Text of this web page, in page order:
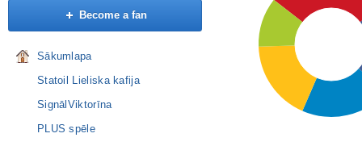
Become a fan
Sākumlapa
Statoil Lieliska kafija
SignālViktorīna
PLUS spēle